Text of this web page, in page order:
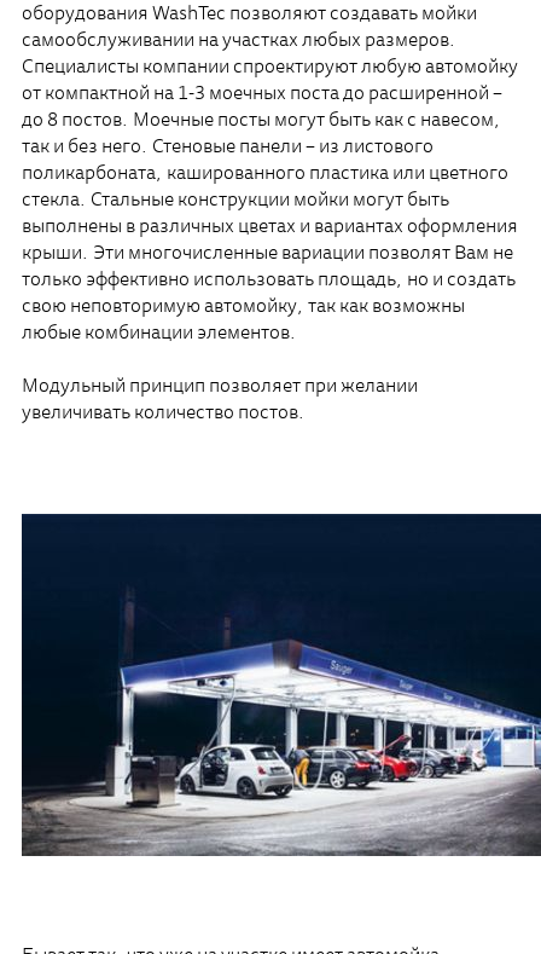
оборудования WashTec позволяют создавать мойки
самообслуживании на участках любых размеров.
Специалисты компании спроектируют любую автомойку
от компактной на 1-3 моечных поста до расширенной –
до 8 постов. Моечные посты могут быть как с навесом,
так и без него. Стеновые панели – из листового
поликарбоната, кашированного пластика или цветного
стекла. Стальные конструкции мойки могут быть
выполнены в различных цветах и вариантах оформления
крыши. Эти многочисленные вариации позволят Вам не
только эффективно использовать площадь, но и создать
свою неповторимую автомойку, так как возможны
любые комбинации элементов.
Модульный принцип позволяет при желании
увеличивать количество постов.